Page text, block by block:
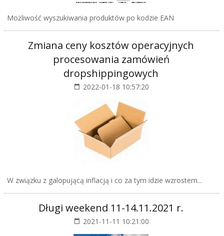
Możliwość wyszukiwania produktów po kodzie EAN
Zmiana ceny kosztów operacyjnych
procesowania zamówień
dropshippingowych
2022-01-18 10:57:20
W związku z galopującą inflacją i co za tym idzie wzrostem...
Długi weekend 11-14.11.2021 r.
2021-11-11 10:21:00